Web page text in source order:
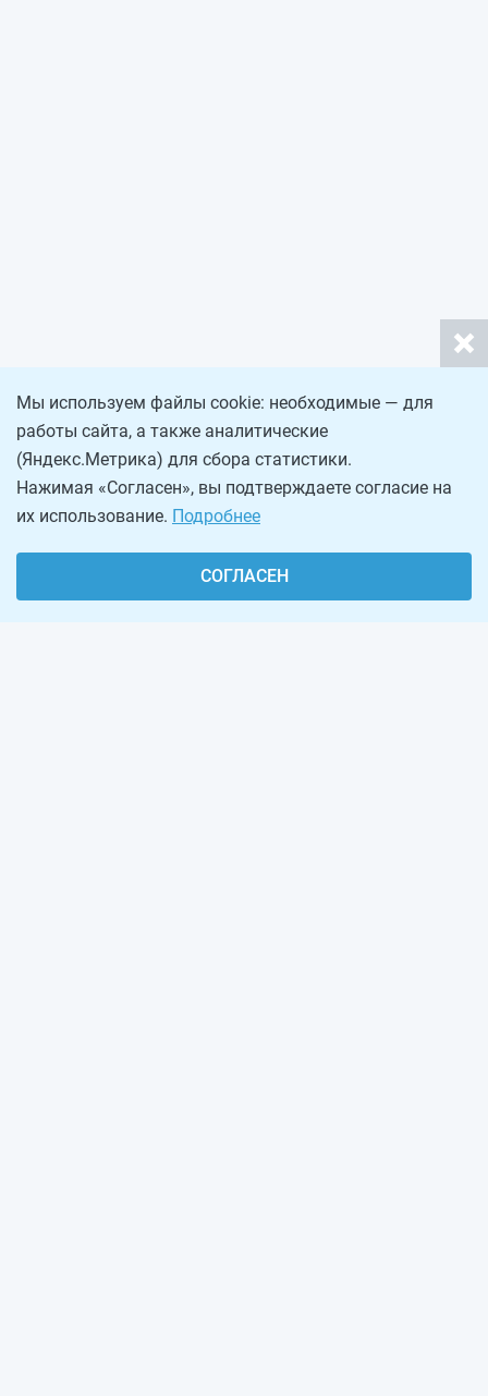
Мы используем файлы cookie: необходимые — для
работы сайта, а также аналитические
(Яндекс.Метрика) для сбора статистики.
Нажимая «Согласен», вы подтверждаете согласие на
их использование. Подробнее
СОГЛАСЕН